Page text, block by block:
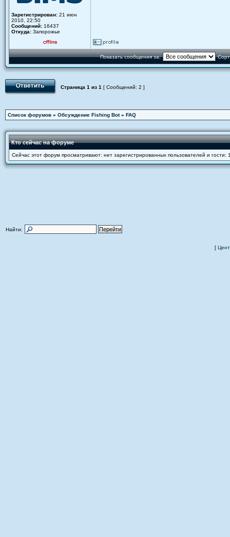
Зарегистрирован: 21 июн
2010, 22:50
Сообщений: 16437
Откуда: Запорожье
Показать сообщения за:
Страница 1 из 1 [ Сообщений: 2 ]
Список форумов » Обсуждение Fishing Bot» FAQ
Кто сейчас на форуме
Сейчас этот форум просматривают: нет зарегистрированных пользователей и гости:
Найти:
[